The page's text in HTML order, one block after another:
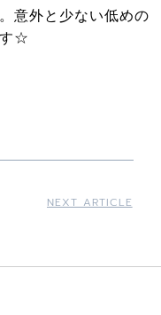
意外と少ない低めの
す☆
NEXT ARTICLE